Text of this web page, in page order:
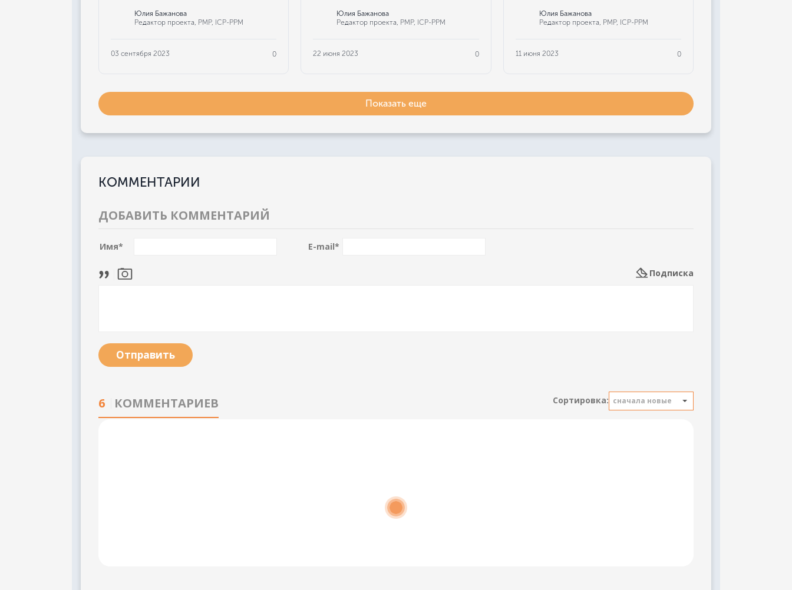
Юлия Бажанова
Редактор проекта, РМР, ICP-PPM
03 сентября 2023 0
Юлия Бажанова
Редактор проекта, РМР, ICP-PPM
22 июня 2023 0
Юлия Бажанова
Редактор проекта, РМР, ICP-PPM
11 июня 2023 0
Показать еще
КОММЕНТАРИИ
ДОБАВИТЬ КОММЕНТАРИЙ
Имя* E-mail*
Подписка
Отправить
6 КОММЕНТАРИЕВ Сортировка: сначала новые